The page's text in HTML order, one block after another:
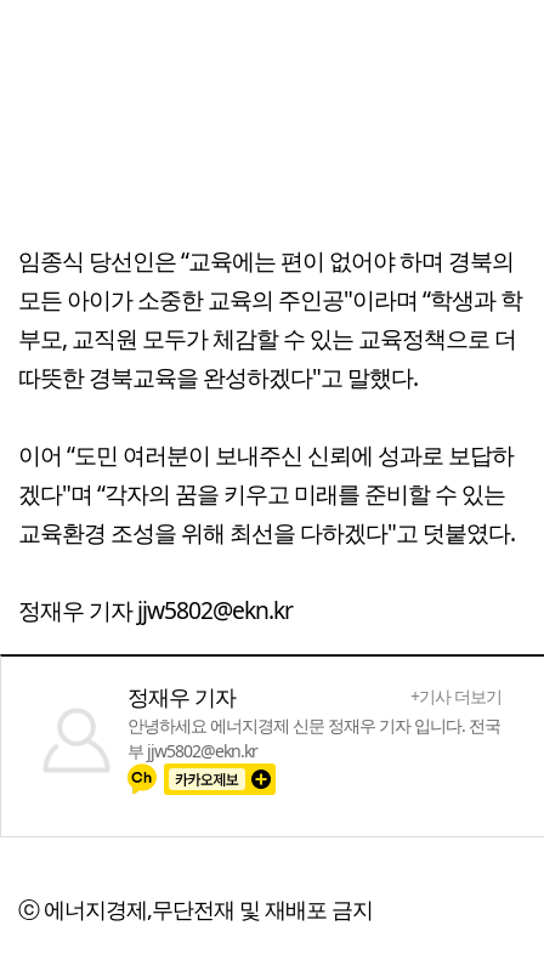
임종식 당선인은 “교육에는 편이 없어야 하며 경북의
모든 아이가 소중한 교육의 주인공"이라며 “학생과 학
부모, 교직원 모두가 체감할 수 있는 교육정책으로 더
따뜻한 경북교육을 완성하겠다"고 말했다.
이어 “도민 여러분이 보내주신 신뢰에 성과로 보답하
겠다"며 “각자의 꿈을 키우고 미래를 준비할 수 있는
교육환경 조성을 위해 최선을 다하겠다"고 덧붙였다.
정재우 기자 jjw5802@ekn.kr
정재우 기자
+기사 더보기
안녕하세요 에너지경제 신문 정재우 기자 입니다. 전국
부 jjw5802@ekn.kr
ⓒ 에너지경제,무단전재 및 재배포 금지